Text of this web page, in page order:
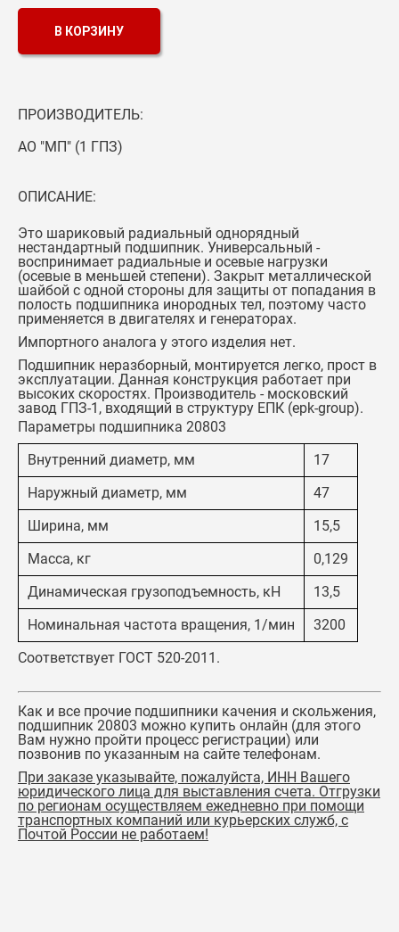
В КОРЗИНУ
ПРОИЗВОДИТЕЛЬ:
АО "МП" (1 ГПЗ)
ОПИСАНИЕ:
Это шариковый радиальный однорядный
нестандартный подшипник. Универсальный -
воспринимает радиальные и осевые нагрузки
(осевые в меньшей степени). Закрыт металлической
шайбой с одной стороны для защиты от попадания в
полость подшипника инородных тел, поэтому часто
применяется в двигателях и генераторах.
Импортного аналога у этого изделия нет.
Подшипник неразборный, монтируется легко, прост в
эксплуатации. Данная конструкция работает при
высоких скоростях. Производитель - московский
завод ГПЗ-1, входящий в структуру ЕПК (epk-group).
Параметры подшипника 20803
Внутренний диаметр, мм
17
Наружный диаметр, мм
47
Ширина, мм
15,5
Масса, кг
0,129
Динамическая грузоподъемность, кН
13,5
Номинальная частота вращения, 1/мин
3200
Соответствует ГОСТ 520-2011.
Как и все прочие подшипники качения и скольжения,
подшипник 20803 можно купить онлайн (для этого
Вам нужно пройти процесс регистрации) или
позвонив по указанным на сайте телефонам.
При заказе указывайте, пожалуйста, ИНН Вашего
юридического лица для выставления счета. Отгрузки
по регионам осуществляем ежедневно при помощи
транспортных компаний или курьерских служб, с
Почтой России не работаем!